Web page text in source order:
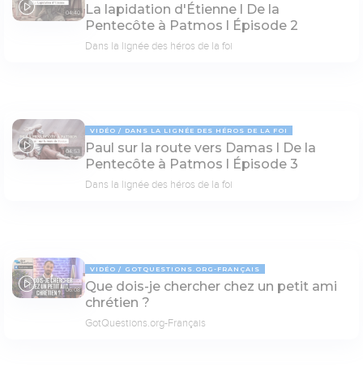
04:40
La lapidation d'Étienne l De la
Pentecôte à Patmos l Épisode 2
Dans la lignée des héros de la foi
04:53
VIDÉO DANS LA LIGNÉE DES HÉROS DE LA FOI
Paul sur la route vers Damas l De la
Pentecôte à Patmos l Épisode 3
Dans la lignée des héros de la foi
06:08
VIDÉO GOTQUESTIONS.ORG-FRANÇAIS
Que dois-je chercher chez un petit ami
chrétien ?
GotQuestions.org-Français